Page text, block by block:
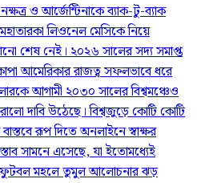
ও আর্জেন্টিনাকে ব্যাক-টু-ব্যাক
লিওনেল মেসিকে নিয়ে
শেষ নেই। ২০২৬ সালের সদ্য সমাপ্ত
আমেরিকার রাজত্ব সফলভাবে ধরে
আগামী ২০৩০ সালের বিশ্বমঞ্চেও
দাবি উঠেছে। বিশ্বজুড়ে কোটি কোটি
রূপ দিতে অনলাইনে স্বাক্ষর
সামনে এসেছে, যা ইতোমধ্যেই
ফুটবল মহলে তুমুল আলোচনার ঝড়